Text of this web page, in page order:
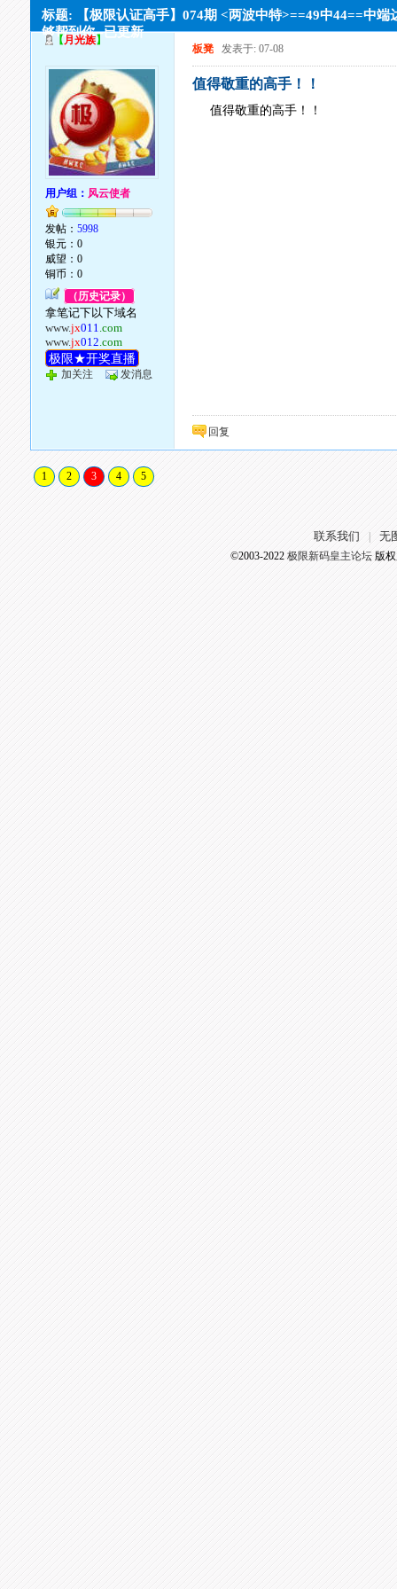
标题: 【极限认证高手】074期 <两波中特>==49中44==中端
够帮到你--已更新
【月光族】
用户组： 风云使者
发帖：5998
银元：0
威望：0
铜币：0
（历史记录）
拿笔记下以下域名
www.jx011.com
www.jx012.com
极限★开奖直播
加关注 发消息
板凳 发表于: 07-08
值得敬重的高手！！
值得敬重的高手！！
回复
1 2 3 4 5
联系我们 无
©2003-2022 极限新码皇主论坛版权